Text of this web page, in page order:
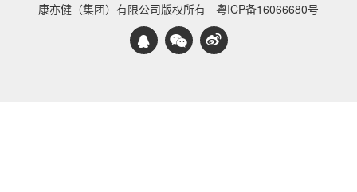
康亦健（集团）有限公司版权所有
粤ICP备16066680号